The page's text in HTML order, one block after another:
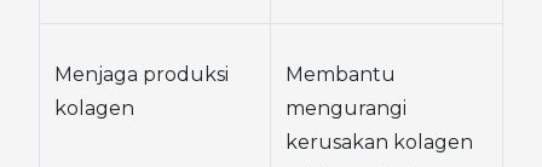
Menjaga produksi
kolagen
Membantu
mengurangi
kerusakan kolagen